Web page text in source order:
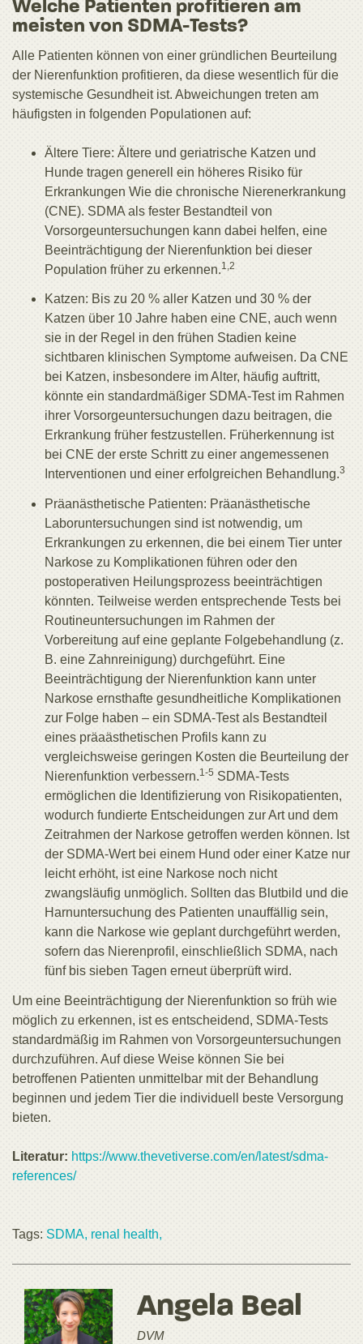
Welche Patienten profitieren am
meisten von SDMA-Tests?
Alle Patienten können von einer gründlichen Beurteilung
der Nierenfunktion profitieren, da diese wesentlich für die
systemische Gesundheit ist. Abweichungen treten am
häufigsten in folgenden Populationen auf:
Ältere Tiere: Ältere und geriatrische Katzen und
Hunde tragen generell ein höheres Risiko für
Erkrankungen Wie die chronische Nierenerkrankung
(CNE). SDMA als fester Bestandteil von
Vorsorgeuntersuchungen kann dabei helfen, eine
Beeinträchtigung der Nierenfunktion bei dieser
Population früher zu erkennen.1,2
Katzen: Bis zu 20 % aller Katzen und 30 % der
Katzen über 10 Jahre haben eine CNE, auch wenn
sie in der Regel in den frühen Stadien keine
sichtbaren klinischen Symptome aufweisen. Da CNE
bei Katzen, insbesondere im Alter, häufig auftritt,
könnte ein standardmäßiger SDMA-Test im Rahmen
ihrer Vorsorgeuntersuchungen dazu beitragen, die
Erkrankung früher festzustellen. Früherkennung ist
bei CNE der erste Schritt zu einer angemessenen
Interventionen und einer erfolgreichen Behandlung.3
Präanästhetische Patienten: Präanästhetische
Laboruntersuchungen sind ist notwendig, um
Erkrankungen zu erkennen, die bei einem Tier unter
Narkose zu Komplikationen führen oder den
postoperativen Heilungsprozess beeinträchtigen
könnten. Teilweise werden entsprechende Tests bei
Routineuntersuchungen im Rahmen der
Vorbereitung auf eine geplante Folgebehandlung (z.
B. eine Zahnreinigung) durchgeführt. Eine
Beeinträchtigung der Nierenfunktion kann unter
Narkose ernsthafte gesundheitliche Komplikationen
zur Folge haben – ein SDMA-Test als Bestandteil
eines präaästhetischen Profils kann zu
vergleichsweise geringen Kosten die Beurteilung der
Nierenfunktion verbessern.1-5 SDMA-Tests
ermöglichen die Identifizierung von Risikopatienten,
wodurch fundierte Entscheidungen zur Art und dem
Zeitrahmen der Narkose getroffen werden können. Ist
der SDMA-Wert bei einem Hund oder einer Katze nur
leicht erhöht, ist eine Narkose noch nicht
zwangsläufig unmöglich. Sollten das Blutbild und die
Harnuntersuchung des Patienten unauffällig sein,
kann die Narkose wie geplant durchgeführt werden,
sofern das Nierenprofil, einschließlich SDMA, nach
fünf bis sieben Tagen erneut überprüft wird.
Um eine Beeinträchtigung der Nierenfunktion so früh wie
möglich zu erkennen, ist es entscheidend, SDMA-Tests
standardmäßig im Rahmen von Vorsorgeuntersuchungen
durchzuführen. Auf diese Weise können Sie bei
betroffenen Patienten unmittelbar mit der Behandlung
beginnen und jedem Tier die individuell beste Versorgung
bieten.
Literatur: https://www.thevetiverse.com/en/latest/sdma-
references/
Tags: SDMA, renal health,
Angela Beal
DVM